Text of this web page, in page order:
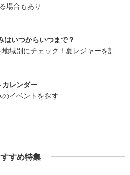
場合もあり
はいつからいつまで？
域別にチェック！夏レジャーを計
レンダー
イベントを探す
すめ特集